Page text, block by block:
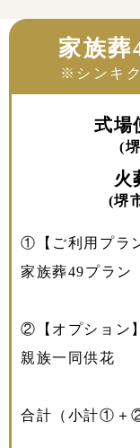
家族葬
※シンキ
式場
(
火
(堺
①【ご利用プラ
家族葬49プラン
②【オプション】
親族一同供花
合計（小計①＋